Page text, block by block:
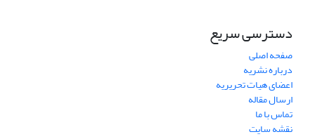
دسترسی سریع
صفحه اصلی
درباره نشریه
اعضای هیات تحریریه
ارسال مقاله
تماس با ما
نقشه سایت